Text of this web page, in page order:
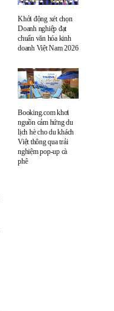
Khởi động xét chọn
Doanh nghiệp đạt
chuẩn văn hóa kinh
doanh Việt Nam 2026
Booking.com khơi
nguồn cảm hứng du
lịch hè cho du khách
Việt thông qua trải
nghiệm pop-up cà
phê